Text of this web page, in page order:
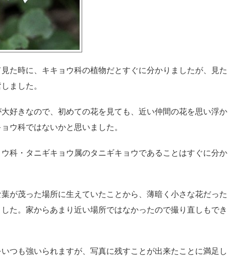
た時に、キキョウ科の植物だとすぐに分かりましたが、見た
ました。
好きなので、初めての花を見ても、近い仲間の花を思い浮か
ウ科ではないかと思いました。
科・タニギキョウ属のタニギキョウであることはすぐに分か
が茂った場所に生えていたことから、薄暗く小さな花だった
た。家からあまり近い場所ではなかったので撮り直しもでき
つも強いられますが、写真に残すことが出来たことに満足し